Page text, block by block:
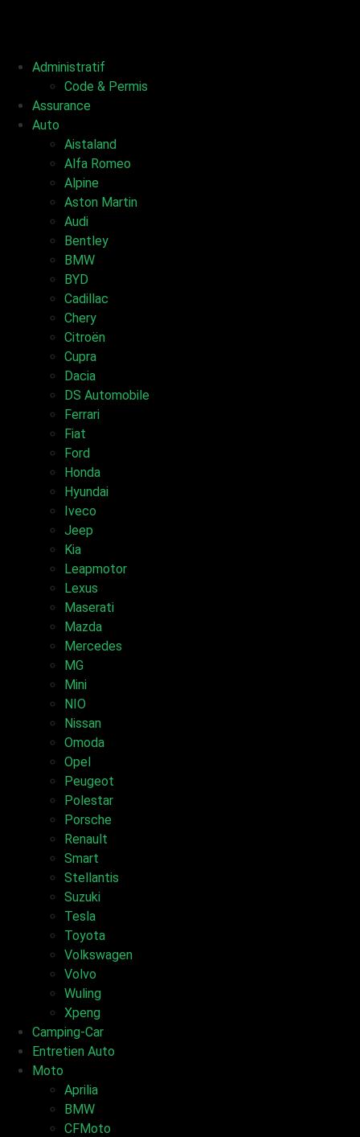
Administratif
Code & Permis
Assurance
Auto
Aistaland
Alfa Romeo
Alpine
Aston Martin
Audi
Bentley
BMW
BYD
Cadillac
Chery
Citroën
Cupra
Dacia
DS Automobile
Ferrari
Fiat
Ford
Honda
Hyundai
Iveco
Jeep
Kia
Leapmotor
Lexus
Maserati
Mazda
Mercedes
MG
Mini
NIO
Nissan
Omoda
Opel
Peugeot
Polestar
Porsche
Renault
Smart
Stellantis
Suzuki
Tesla
Toyota
Volkswagen
Volvo
Wuling
Xpeng
Camping-Car
Entretien Auto
Moto
Aprilia
BMW
CFMoto